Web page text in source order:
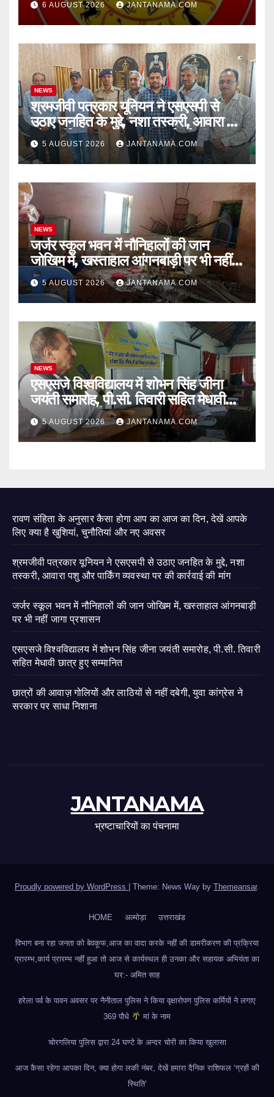
6 AUGUST 2026 JANTANAMA.COM
NEWS
श्रमजीवी पत्रकार यूनियन ने एसएसपी से
उठाए जनहित के मुद्दे, नशा तस्करी, आवारा पशु
और पार्किंग व्यवस्था पर की कार्रवाई की मांग
5 AUGUST 2026 JANTANAMA.COM
NEWS
जर्जर स्कूल भवन में नौनिहालों की जान
जोखिम में, खस्ताहाल आंगनबाड़ी पर भी नहीं
जागा प्रशासन
5 AUGUST 2026 JANTANAMA.COM
NEWS
एसएसजे विश्वविद्यालय में शोभन सिंह जीना
जयंती समारोह, पी.सी. तिवारी सहित मेधावी
छात्र हुए सम्मानित
5 AUGUST 2026 JANTANAMA.COM
रावण संहिता के अनुसार कैसा होगा आप का आज का दिन, देखें आपके
लिए क्या है खुशियां, चुनौतियां और नए अवसर
श्रमजीवी पत्रकार यूनियन ने एसएसपी से उठाए जनहित के मुद्दे, नशा
तस्करी, आवारा पशु और पार्किंग व्यवस्था पर की कार्रवाई की मांग
जर्जर स्कूल भवन में नौनिहालों की जान जोखिम में, खस्ताहाल आंगनबाड़ी
पर भी नहीं जागा प्रशासन
एसएसजे विश्वविद्यालय में शोभन सिंह जीना जयंती समारोह, पी.सी. तिवारी
सहित मेधावी छात्र हुए सम्मानित
छात्रों की आवाज़ गोलियों और लाठियों से नहीं दबेगी, युवा कांग्रेस ने
सरकार पर साधा निशाना
JANTANAMA
भ्रष्टाचारियों का पंचनामा
Proudly powered by WordPress Theme: News Way by Themeansar.
HOME अल्मोड़ा उत्तराखंड
विभाग बना रहा जनता को बेवकूफ,आज का वादा करके नहीं की डामरीकरण की प्रक्रिया
प्रारम्भ,कार्य प्रारम्भ नहीं हुआ तो आज से कार्यस्थल ही उनका और सहायक अभियंता का
घर:- अमित साह
हरेला पर्व के पावन अवसर पर नैनीताल पुलिस ने किया वृक्षारोपण पुलिस कर्मियों ने लगाए
369 पौधे
मां के नाम
चोरगलिया पुलिस द्वारा 24 घण्टे के अन्दर चोरी का किया खुलासा
आज कैसा रहेगा आपका दिन, क्या होगा लकी नंबर, देखें हमारा दैनिक राशिफल ‘ग्रहों की
स्थिति’